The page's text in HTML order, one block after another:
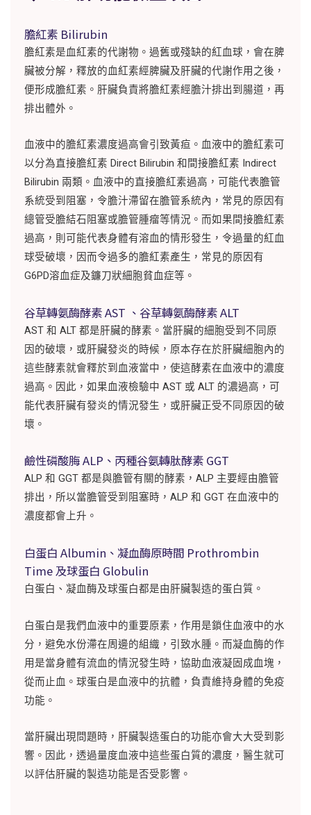
膽紅素 Bilirubin
膽紅素是血紅素的代謝物。過舊或殘缺的紅血球，會在脾
臟被分解，釋放的血紅素經脾臟及肝臟的代謝作用之後，
便形成膽紅素。肝臟負責將膽紅素經膽汁排出到腸道，再
排出體外。
血液中的膽紅素濃度過高會引致黃疸。血液中的膽紅素可
以分為直接膽紅素 Direct Bilirubin 和間接膽紅素 Indirect
Bilirubin 兩類。血液中的直接膽紅素過高，可能代表膽管
系統受到阻塞，令膽汁滯留在膽管系統內，常見的原因有
總管受膽結石阻塞或膽管腫瘤等情況。而如果間接膽紅素
過高，則可能代表身體有溶血的情形發生，令過量的紅血
球受破壞，因而令過多的膽紅素產生，常見的原因有
G6PD溶血症及鐮刀狀細胞貧血症等。
谷草轉氨酶酵素 AST 、谷草轉氨酶酵素 ALT
AST 和 ALT 都是肝臟的酵素。當肝臟的細胞受到不同原
因的破壞，或肝臟發炎的時候，原本存在於肝臟細胞內的
這些酵素就會釋於到血液當中，使這酵素在血液中的濃度
過高。因此，如果血液檢驗中 AST 或 ALT 的濃過高，可
能代表肝臟有發炎的情況發生，或肝臟正受不同原因的破
壞。
鹼性磷酸脢 ALP、丙種谷氨轉肽酵素 GGT
ALP 和 GGT 都是與膽管有關的酵素，ALP 主要經由膽管
排出，所以當膽管受到阻塞時，ALP 和 GGT 在血液中的
濃度都會上升。
白蛋白 Albumin、凝血酶原時間 Prothrombin
Time 及球蛋白 Globulin
白蛋白、凝血酶及球蛋白都是由肝臟製造的蛋白質。
白蛋白是我們血液中的重要原素，作用是鎖住血液中的水
分，避免水份滯在周邊的組織，引致水腫。而凝血酶的作
用是當身體有流血的情況發生時，協助血液凝固成血塊，
從而止血。球蛋白是血液中的抗體，負責維持身體的免疫
功能。
當肝臟出現問題時，肝臟製造蛋白的功能亦會大大受到影
響。因此，透過量度血液中這些蛋白質的濃度，醫生就可
以評估肝臟的製造功能是否受影響。